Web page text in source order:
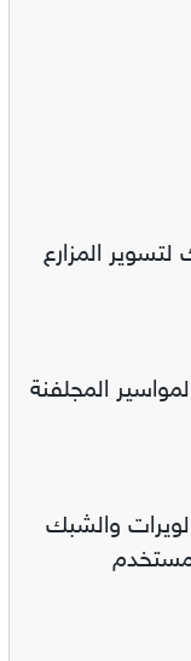
المزارع
المجلفنة
والشبك